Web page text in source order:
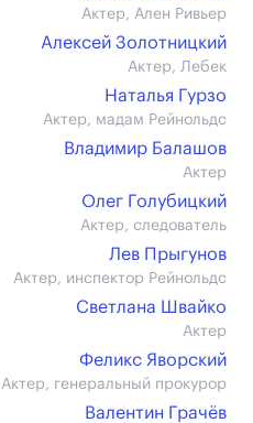
Актер, Ален Ривьер
Алексей Золотницкий
Актер, Лебек
Наталья Гурзо
Актер, мадам Рейнольдс
Владимир Балашов
Актер
Олег Голубицкий
Актер, следователь
Лев Прыгунов
Актер, инспектор Рейнольдс
Светлана Швайко
Актер
Феликс Яворский
Актер, генеральный прокурор
Валентин Грачёв